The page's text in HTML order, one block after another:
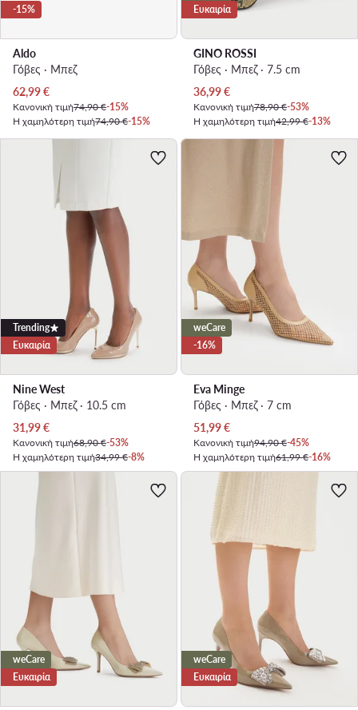
-15%
Aldo
Γόβες · Μπεζ
Τρέχουσα τιμή
62,99€
Κανονική τιμή74,90 €-15%
Η χαμηλότερη τιμή74,90 €-15%
Ευκαιρία
GINO ROSSI
Γόβες · Μπεζ · 7.5 cm
Τρέχουσα τιμή
36,99€
Κανονική τιμή78,90 €-53%
Η χαμηλότερη τιμή42,99 €-13%
Trending
Ευκαιρία
Nine West
Γόβες · Μπεζ · 10.5 cm
Τρέχουσα τιμή
31,99€
Κανονική τιμή68,90 €-53%
Η χαμηλότερη τιμή34,99 €-8%
weCare
-16%
Eva Minge
Γόβες · Μπεζ · 7 cm
Τρέχουσα τιμή
51,99€
Κανονική τιμή94,90 €-45%
Η χαμηλότερη τιμή61,99 €-16%
weCare
Ευκαιρία
weCare
Ευκαιρία